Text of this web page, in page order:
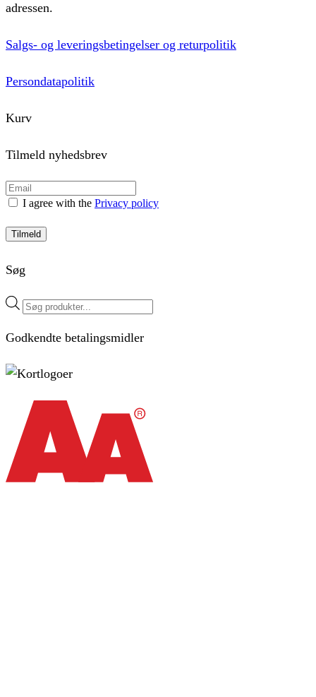
adressen.
Salgs- og leveringsbetingelser og returpolitik
Persondatapolitik
Kurv
Tilmeld nyhedsbrev
I agree with the Privacy policy
Tilmeld
Søg
Products
search
Godkendte betalingsmidler